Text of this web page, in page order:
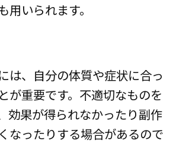
用いられます。
は、自分の体質や症状に合っ
が重要です。不適切なものを
効果が得られなかったり副作
なったりする場合があるので